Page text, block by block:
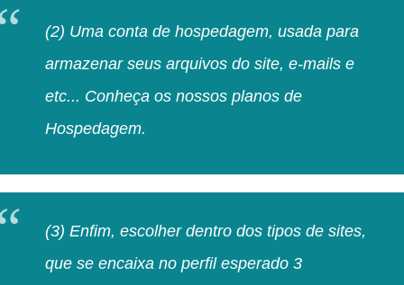
(2) Uma conta de hospedagem, usada para
armazenar seus arquivos do site, e-mails e
etc... Conheça os nossos planos de
Hospedagem.
(3) Enfim, escolher dentro dos tipos de sites,
que se encaixa no perfil esperado 3